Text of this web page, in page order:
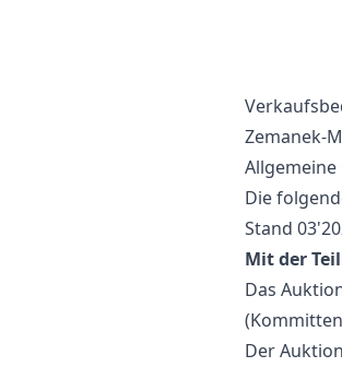
Zemanek-
Die
Stand
Mit der
Das
Der